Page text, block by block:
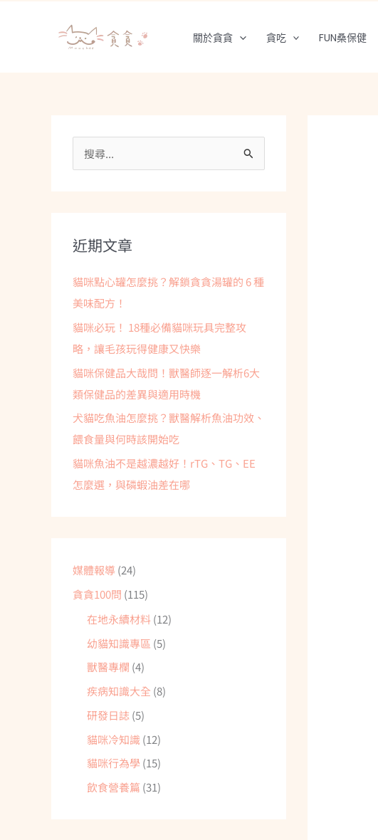
關於貪貪 貪吃 FUN桑保健
字
近期文章
貓咪點心罐怎麼挑？解鎖貪貪湯罐的 6 種
美味配方！
貓咪必玩！ 18種必備貓咪玩具完整攻
略，讓毛孩玩得健康又快樂
貓咪保健品大哉問！獸醫師逐一解析6大
類保健品的差異與適用時機
犬貓吃魚油怎麼挑？獸醫解析魚油功效、
餵食量與何時該開始吃
貓咪魚油不是越濃越好！rTG、TG、EE
怎麼選，與磷蝦油差在哪
媒體報導(24)
貪貪100問 (115)
在地永續材料(12)
幼貓知識專區 (5)
獸醫專欄 (4)
疾病知識大全 (8)
研發日誌 (5)
貓咪冷知識 (12)
貓咪行為學 (15)
飲食營養篇 (31)